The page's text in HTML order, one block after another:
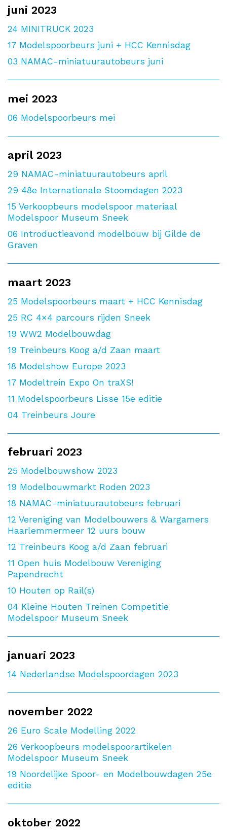
juni 2023
24 MINITRUCK 2023
17 Modelspoorbeurs juni + HCC Kennisdag
03 NAMAC-miniatuurautobeurs juni
mei 2023
06 Modelspoorbeurs mei
april 2023
29 NAMAC-miniatuurautobeurs april
29 48e Internationale Stoomdagen 2023
15 Verkoopbeurs modelspoor materiaal
Modelspoor Museum Sneek
06 Introductieavond modelbouw bij Gilde de
Graven
maart 2023
25 Modelspoorbeurs maart + HCC Kennisdag
25 RC 4×4 parcours rijden Sneek
19 WW2 Modelbouwdag
19 Treinbeurs Koog a/d Zaan maart
18 Modelshow Europe 2023
17 Modeltrein Expo On traXS!
11 Modelspoorbeurs Lisse 15e editie
04 Treinbeurs Joure
februari 2023
25 Modelbouwshow 2023
19 Modelbouwmarkt Roden 2023
18 NAMAC-miniatuurautobeurs februari
12 Vereniging van Modelbouwers & Wargamers
Haarlemmermeer 12 uurs bouw
12 Treinbeurs Koog a/d Zaan februari
11 Open huis Modelbouw Vereniging
Papendrecht
10 Houten op Rail(s)
04 Kleine Houten Treinen Competitie
Modelspoor Museum Sneek
januari 2023
14 Nederlandse Modelspoordagen 2023
november 2022
26 Euro Scale Modelling 2022
26 Verkoopbeurs modelspoorartikelen
Modelspoor Museum Sneek
19 Noordelijke Spoor- en Modelbouwdagen 25e
editie
oktober 2022